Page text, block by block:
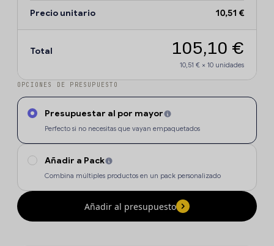
Precio unitario
10,51 €
Total 105,10 €
10,51 € × 10 unidades
OPCIONES DE PRESUPUESTO
Presupuestar al por mayor
Perfecto si no necesitas que vayan empaquetados
Añadir a Pack
Combina múltiples productos en un pack personalizado
Añadir al presupuesto